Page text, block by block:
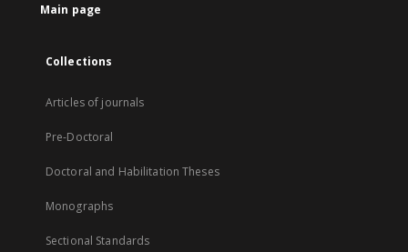
Main page
Collections
Articles of journals
Pre-Doctoral
Doctoral and Habilitation Theses
Monographs
Sectional Standards